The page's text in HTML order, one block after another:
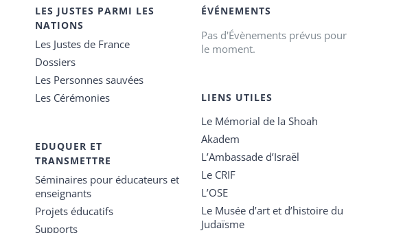
LES JUSTES PARMI LES
NATIONS
Les Justes de France
Dossiers
Les Personnes sauvées
Les Cérémonies
EDUQUER ET
TRANSMETTRE
Séminaires pour éducateurs et
enseignants
Projets éducatifs
Supports
ÉVÉNEMENTS
Pas d'Évènements prévus pour
le moment.
LIENS UTILES
Le Mémorial de la Shoah
Akadem
L’Ambassade d’Israël
Le CRIF
L’OSE
Le Musée d’art et d’histoire du
Judaïsme